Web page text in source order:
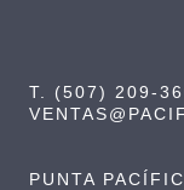
T. (507) 209-
PUNTA